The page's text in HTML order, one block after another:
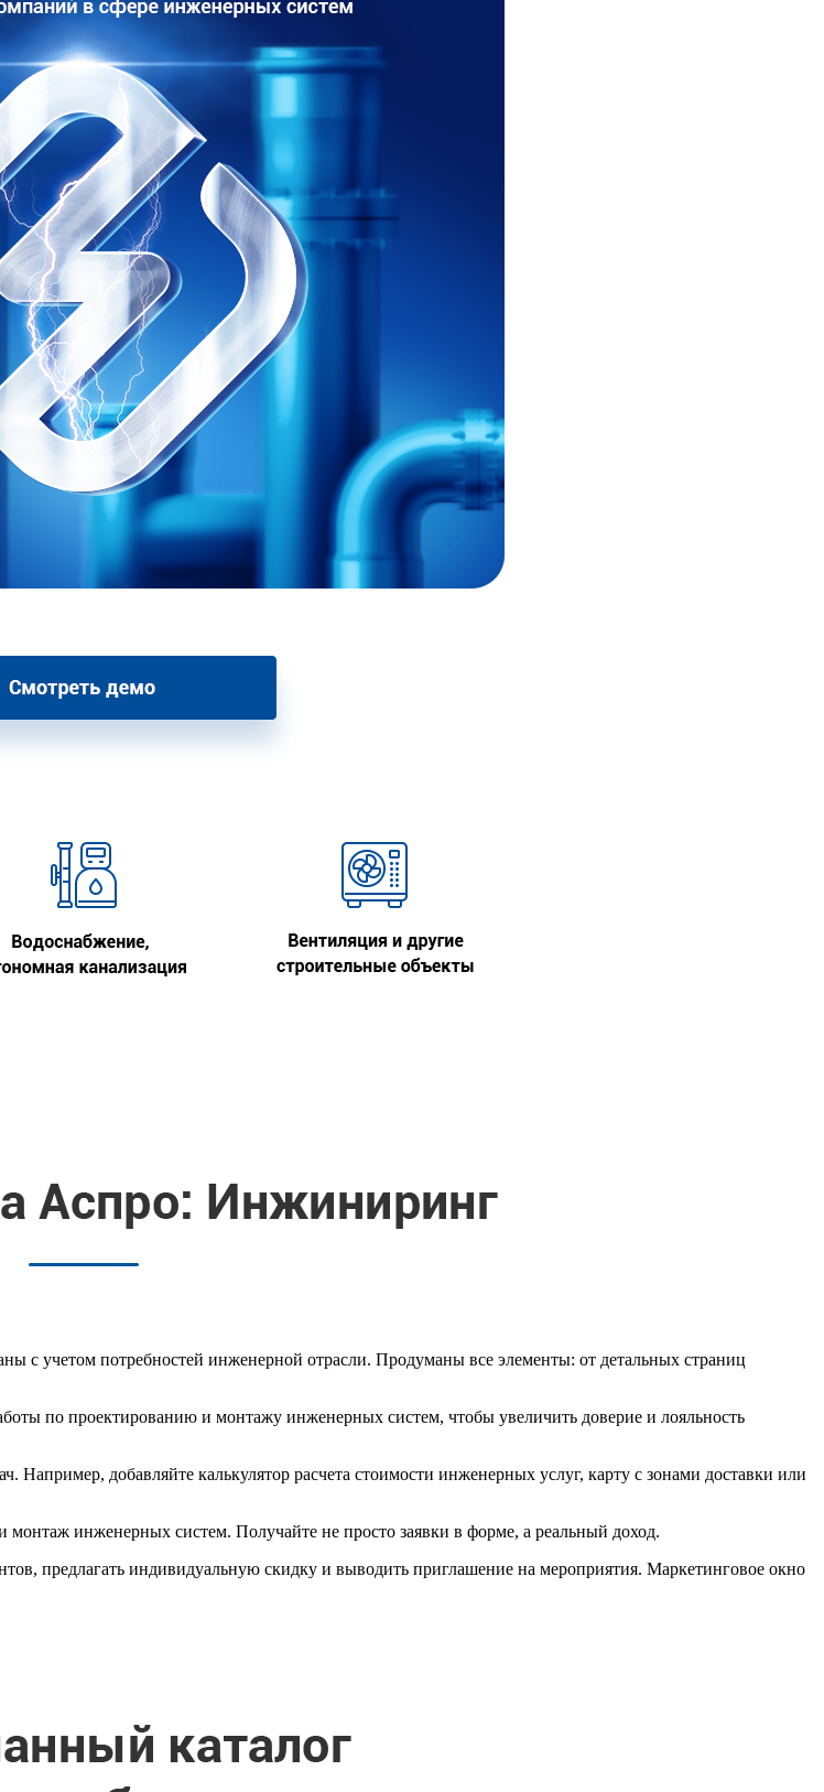
с учетом потребностей инженерной отрасли. Продуманы все элементы: от детальных страниц
по проектированию и монтажу инженерных систем, чтобы увеличить доверие и лояльность
Например, добавляйте калькулятор расчета стоимости инженерных услуг, карту с зонами доставки или
инженерных систем. Получайте не просто заявки в форме, а реальный доход.
предлагать индивидуальную скидку и выводить приглашение на мероприятия. Маркетинговое окно